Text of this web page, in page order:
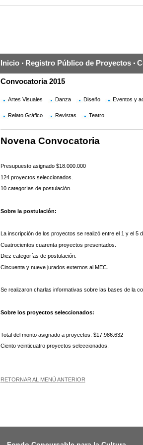
Inicio Registro Público de Proyectos
Convocatoria 2015
Artes Visuales Danza Diseño Eventos y
Relato Gráfico Revistas Teatro
Novena Convocatoria
Presupuesto asignado $18.000.000
124 proyectos seleccionados.
10 categorías de postulación.
Sobre la postulación:
La inscripción de los proyectos se realizó entre el 1 y el 5
Cuatrocientos cuarenta proyectos presentados.
Diez categorías de postulación.
Cincuenta y nueve jurados externos al MEC.
Se realizaron charlas informativas sobre las bases de la
Sobre los proyectos seleccionados:
Total del monto asignado a proyectos: $17.986.632
Ciento veinticuatro proyectos seleccionados.
RETORNAR AL MENÚ ANTERIOR